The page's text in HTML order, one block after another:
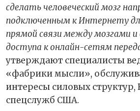
сделать человеческий мозг
подключенным к Интернету
прямой связи между мозгами и
доступа к онлайн-сетям
утверждают специалисты
«фабрики мысли»,
интересы силовых структур,
спецслужб США.